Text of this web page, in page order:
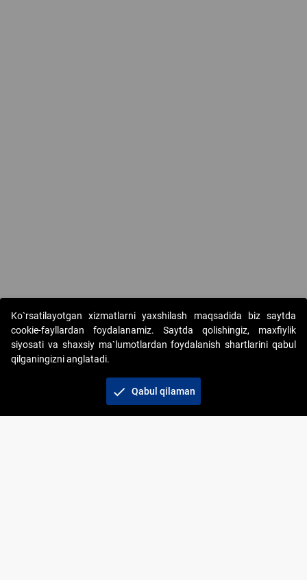
Copyright © 2017-2026. "Elektron onlayn-auksionlarni
tashkil etish" AJ. Barcha huquqlar himoyalangan
Ko`rsatilayotgan xizmatlarni yaxshilash maqsadida biz saytda
cookie-fayllardan foydalanamiz. Saytda qolishingiz, maxfiylik
siyosati va shaxsiy ma`lumotlardan foydalanish shartlarini qabul
qilganingizni anglatadi.
check Qabul qilaman